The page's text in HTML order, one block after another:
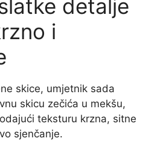
detalje
i
skice, umjetnik sada
skicu zečića u mekšu,
teksturu krzna, sitne
sjenčanje.